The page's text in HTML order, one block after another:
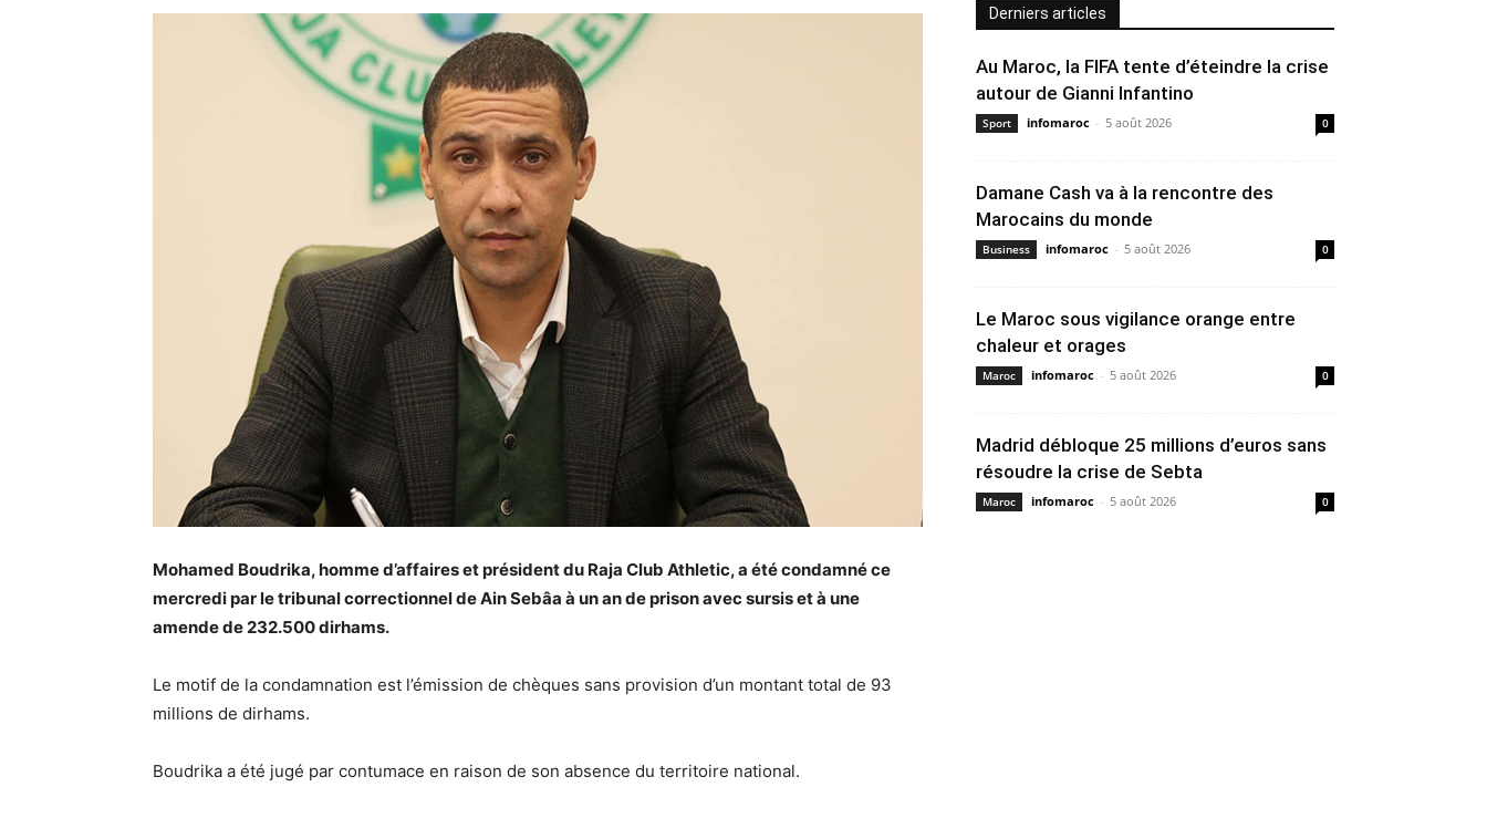
Mohamed Boudrika, homme d’affaires et président du Raja Club Athletic, a été condamné ce
mercredi par le tribunal correctionnel de Ain Sebâa à un an de prison avec sursis et à une
amende de 232.500 dirhams.
Le motif de la condamnation est l’émission de chèques sans provision d’un montant total de 93
millions de dirhams.
Boudrika a été jugé par contumace en raison de son absence du territoire national.
Derniers articles
Au Maroc, la FIFA tente d’éteindre la crise
autour de Gianni Infantino
Sport infomaroc - 5 août 2026 0
Damane Cash va à la rencontre des
Marocains du monde
Business infomaroc - 5 août 2026 0
Le Maroc sous vigilance orange entre
chaleur et orages
Maroc infomaroc - 5 août 2026 0
Madrid débloque 25 millions d’euros sans
résoudre la crise de Sebta
Maroc infomaroc - 5 août 2026 0